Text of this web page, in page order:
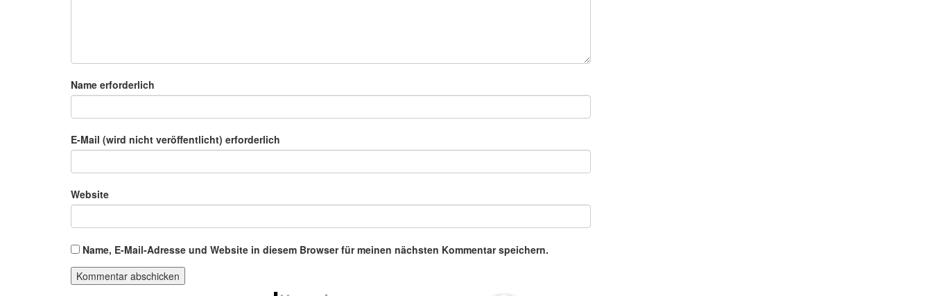
Name erforderlich
E-Mail (wird nicht veröffentlicht) erforderlich
Website
Name, E-Mail-Adresse und Website in diesem Browser für meinen nächsten Kommentar speichern.